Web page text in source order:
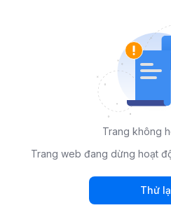
Trang không
Trang web đang dừng hoạt
Thử